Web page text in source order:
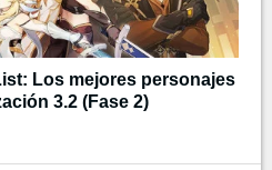
Los mejores personajes
3.2 (Fase 2)